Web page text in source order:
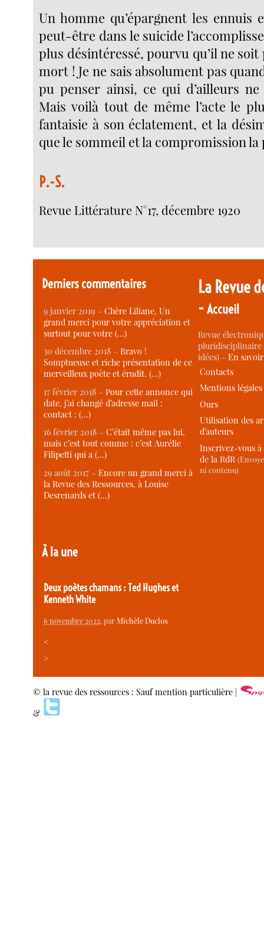
Un homme qu’épargnent les ennuis
peut-être dans le suicide
plus désintéressé, pourvu qu’il ne soit
mort ! Je ne sais absolument pas
pu penser ainsi, ce qui d’ailleurs
Mais voilà tout de même l’acte le
fantaisie à son éclatement, et la
que le sommeil et la compromission la
P.-S.
Revue Littérature N°17, décembre 1920
Derniers commentaires
9 janvier 2019 –Chère Liliane, Un
grand merci pour votre appréciation et
surtout pour votre (…)
30 décembre 2018 –Bravo !
Somptueuse et riche présentation de ce
merveilleux poète et érudit. (…)
17 février 2018 –Pour cette annonce qui
date, j’ai changé d’adresse mail :
contact : (…)
16 février 2018 –C’était même pas lui,
mais c’est tout comme : c’est Aurélie
Filipetti qui a (…)
29 août 2017 –Encore un grand merci à
la Revue des Ressources, à Louise
Desrenards et (…)
À la une
Deux poètes chamans : Ted Hughes et
Kenneth White
6 novembre 2022, parMichèle Duclos
<
>
La Revue
-Accueil
Revue
idées) -En
Contacts
Mentions légales
Ours
Utilisation des
d’auteurs
Inscrivez-vous
de la RdR
ni contenu)
© la revue des ressources : Sauf mention particulière |
&